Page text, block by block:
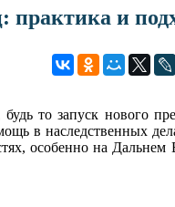
практика и
то запуск нового
в наследственных
особенно на